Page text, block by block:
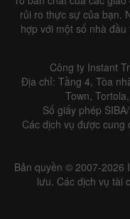
rủi ro thực sự của bạn.
hợp với một số nhà
Công ty Instant
Địa chỉ: Tầng 4, Tòa
Town,
Số giấy phép
Các dịch vụ được
Bản quyền © 2007-2026
lưu. Các dịch vụ tài